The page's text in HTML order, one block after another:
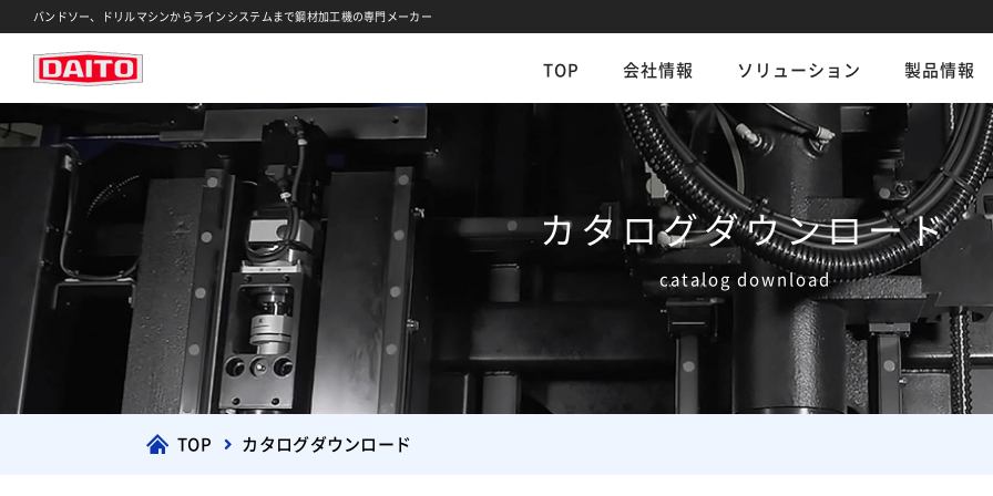
バンドソー、ドリルマシンからラインシステムまで鋼材加工機の専門メーカー
TOP 会社情報 ソリューション 製品情報
カタログダウンロード
catalog download
TOP カタログダウンロード